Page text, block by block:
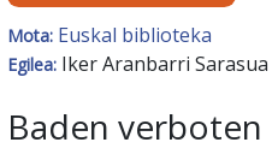
Mota: Euskal biblioteka
Egilea: Iker Aranbarri Sarasua
Baden verboten